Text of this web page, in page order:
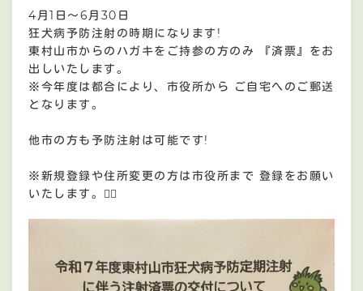
4月1日〜6月30日
狂犬病予防注射の時期になります!
東村山市からのハガキをご持参の方のみ 『済票』をお
出しいたします。
※今年度は都合により、市役所から ご自宅へのご郵送
となります。
他市の方も予防注射は可能です!
※新規登録や住所変更の方は市役所まで 登録をお願い
いたします。🙇‍♀️